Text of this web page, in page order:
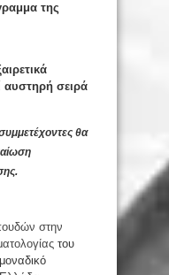
της
αυστηρή σειρά
θα
στην
του